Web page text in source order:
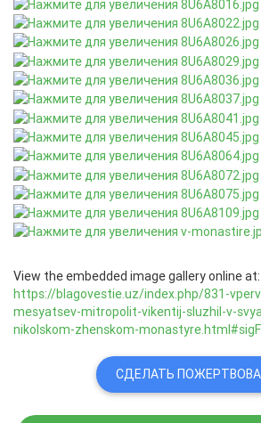
View the embedded image gallery online at:
https://blagovestie.uz/index.php/831-
mesyatsev-mitropolit-vikentij-sluzhil-v-
nikolskom-zhenskom-
СДЕЛАТЬ